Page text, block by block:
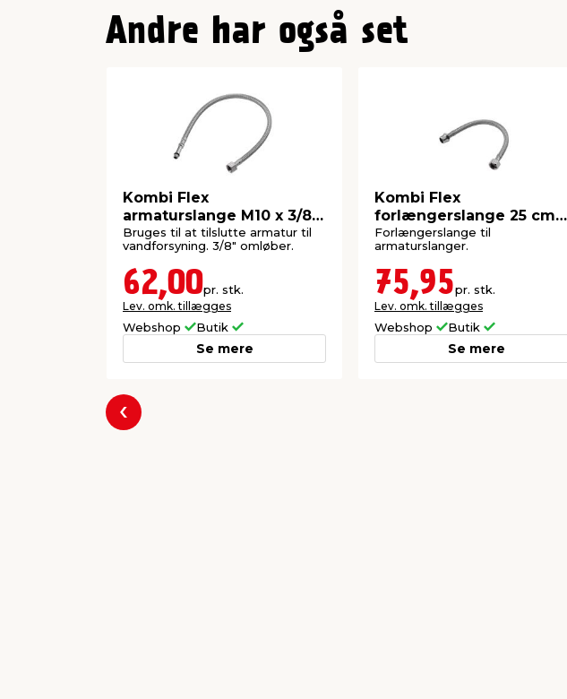
Andre har også set
Kombi Flex
armaturslange M10 x 3/8”
50 cm
Bruges til at tilslutte armatur til
vandforsyning. 3/8" omløber.
62,00pr. stk.
Lev. omk. tillægges
Webshop Butik
Se mere
Kombi Flex
forlængerslange 25 cm
3/8" nippel x 3/8"
Forlængerslange til
armaturslanger.
75,95pr. stk.
Lev. omk. tillægges
Webshop Butik
Se mere
Forrige